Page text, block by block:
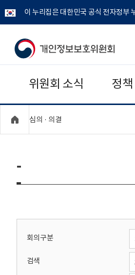
이 누리집은 대한민국 공식 전자정부
개
보
보
위
회
위원회 소식 정
심의 · 의결
-
회의구분
검색